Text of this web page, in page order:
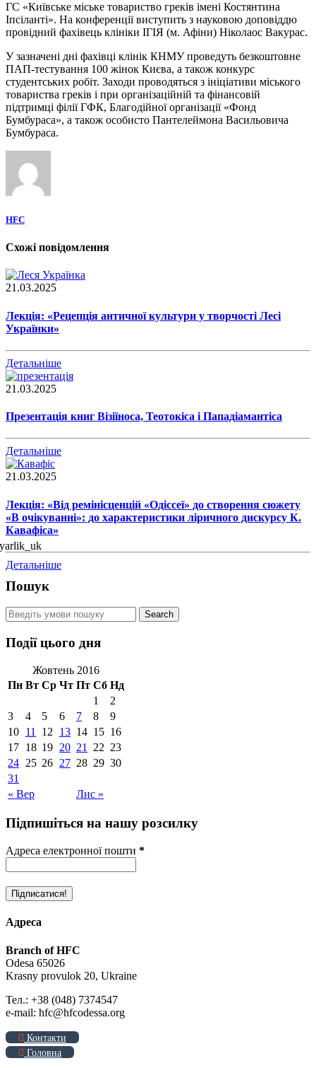
ГС «Київське міське товариство греків імені Костянтина
Іпсіланті». На конференції виступить з науковою доповіддю
провідний фахівець клініки ІГІЯ (м. Афіни) Ніколаос Вакурас.
У зазначені дні фахівці клінік КНМУ проведуть безкоштовне
ПАП-тестування 100 жінок Києва, а також конкурс
студентських робіт. Заходи проводяться з ініціативи міського
товариства греків і при організаційній та фінансовій
підтримці філії ГФК, Благодійної організації «Фонд
Бумбураса», а також особисто Пантелеймона Васильовича
Бумбураса.
HFC
Схожі повідомлення
21.03.2025
Лекція: «Рецепція античної культури у творчості Лесі
Українки»
Детальніше
21.03.2025
Презентація книг Візіїноса, Теотокіса і Пападіамантіса
Детальніше
21.03.2025
Лекція: «Від ремінісценцій «Одіссеї» до створення сюжету
«В очікуванні»: до характеристики ліричного дискурсу К.
Кавафіса»
Детальніше
Пошук
Події цього дня
Жовтень 2016
Пн Вт Ср Чт Пт Сб Нд
« Вер Лис »
1
2
3
4 5 6 7 8
9
10 11 12 13 14 15 16
17 18 19 20 21 22 23
24 25 26 27 28 29 30
31
Підпишіться на нашу розсилку
Адреса електронної пошти *
Адреса
Branch of HFC
Odesa 65026
Krasny provulok 20, Ukraine
Тел.: +38 (048) 7374547
e-mail: hfc@hfcodessa.org
Контакти
Головна